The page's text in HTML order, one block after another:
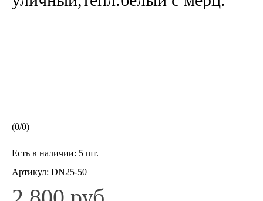
(0/0)
Есть в наличии: 5 шт.
Артикул: DN25-50